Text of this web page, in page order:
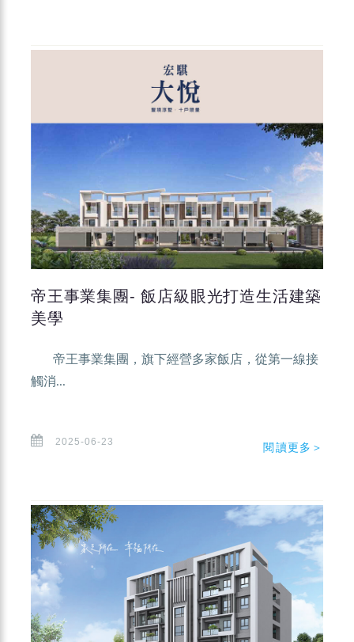
帝王事業集團- 飯店級眼光打造生活建築
美學
帝王事業集團，旗下經營多家飯店，從第一線接
觸消...
2025-06-23 閱讀更多＞